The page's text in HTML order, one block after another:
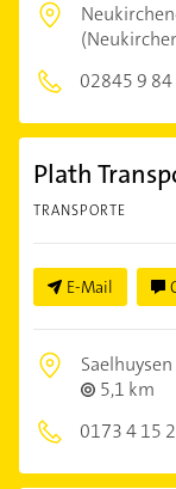
02845 9
Plath
TRANSPORTE
E-Mail
5,1 km
0173 4 15